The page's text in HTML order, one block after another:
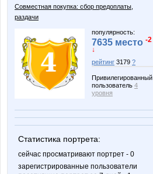
Совместная покупка: сбор предоплаты,
раздачи
популярность:
7635 место -2
↓
рейтинг 3179 ?
Привилегированный
пользователь 4
уровня
Статистика портрета:
сейчас просматривают портрет - 0
зарегистрированные пользователи